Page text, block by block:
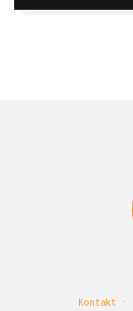
Kontakt ·